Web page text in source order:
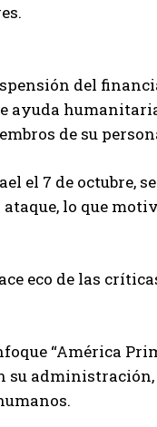
del
de su
el 7 de octubre,
lo que
eco de las
“América
su